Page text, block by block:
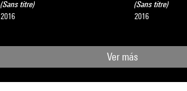
(Sans titre)
2016
(Sans titre)
2016
Ver más